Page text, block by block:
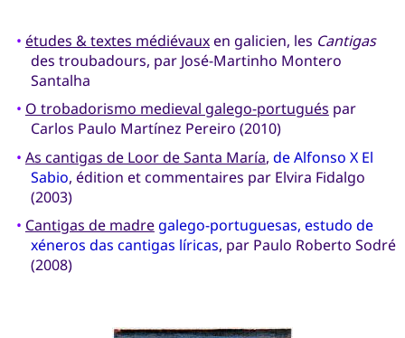
• études & textes médiévauxen galicien, les Cantigas
des troubadours, par José-Martinho Montero
Santalha
• O trobadorismo medieval galego-portugués par
Carlos Paulo Martínez Pereiro (2010)
• As cantigas de Loor de Santa María, de Alfonso X El
Sabio, édition et commentaires par Elvira Fidalgo
(2003)
• Cantigas de madre galego-portuguesas, estudo de
xéneros das cantigas líricas, par Paulo Roberto Sodré
(2008)